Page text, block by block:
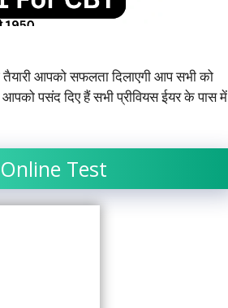
तैयारी आपको सफलता दिलाएगी आप सभी को
पसंद दिए हैं सभी प्रीवियस ईयर के पास में
Test